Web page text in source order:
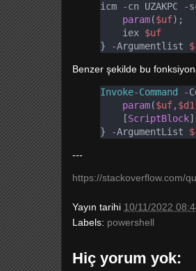
icm -cn UZAKPC -
param($uf);
iex $uf
}
-Argumentlist
Benzer şekilde bu
Invoke-Command -
param($uf,$d1
[ScriptBlock
}
-ArgumentList
---
https://stackoverflow.com/
Yayın tarihi 10/11/2022
Labels: powershell
Hiç yorum yok: